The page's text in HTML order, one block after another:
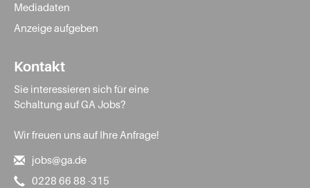
Mediadaten
Anzeige aufgeben
Kontakt
Sie interessieren sich für eine
Schaltung auf GA Jobs?
Wir freuen uns auf Ihre Anfrage!
jobs@ga.de
0228 66 88 -315